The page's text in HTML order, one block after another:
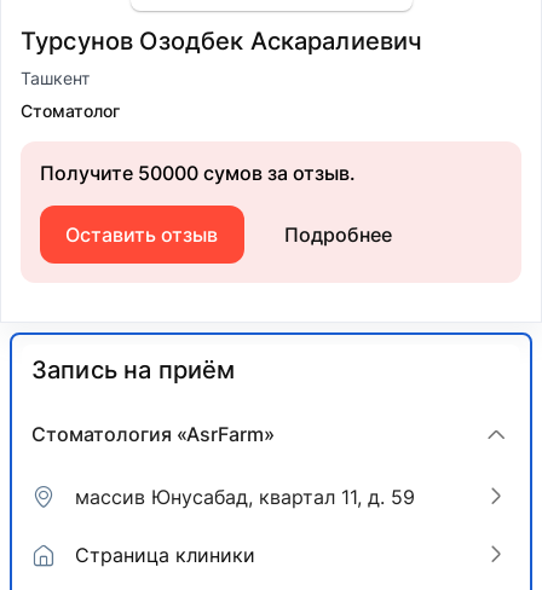
Турсунов Озодбек Аскаралиевич
Ташкент
Стоматолог
Получите 50000 сумов за отзыв.
Оставить отзыв Подробнее
Запись на приём
Стоматология «AsrFarm»
массив ​Юнусабад, квартал 11, д. 59
Страница клиники